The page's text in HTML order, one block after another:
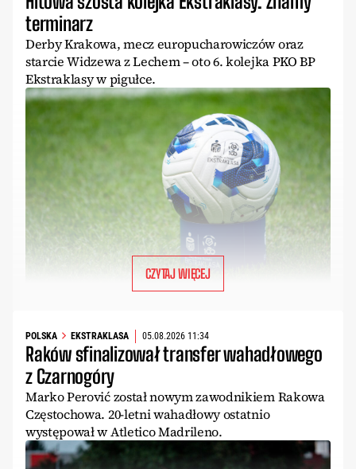
terminarz
Derby Krakowa, mecz europucharowiczów oraz
starcie Widzewa z Lechem – oto 6. kolejka PKO BP
Ekstraklasy w pigułce.
CZYTAJ WIĘCEJ
POLSKA EKSTRAKLASA 05.08.2026 11:34
Raków sfinalizował transfer wahadłowego
z Czarnogóry
Marko Perović został nowym zawodnikiem Rakowa
Częstochowa. 20-letni wahadłowy ostatnio
występował w Atletico Madrileno.